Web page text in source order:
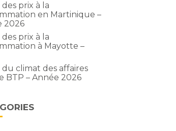
prix à la
en Martinique –
2026
prix à la
à Mayotte –
du climat des affaires
BTP – Année 2026